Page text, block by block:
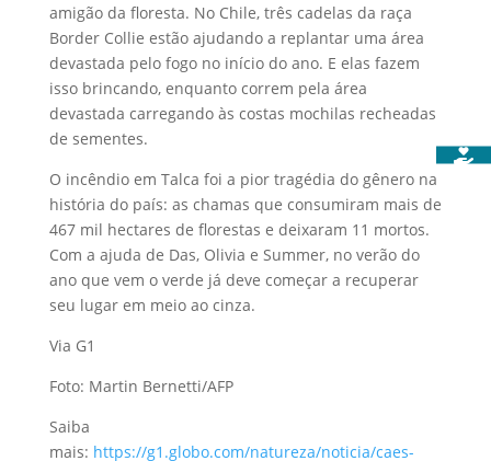
amigão da floresta. No Chile, três cadelas da raça
Border Collie estão ajudando a replantar uma área
devastada pelo fogo no início do ano. E elas fazem
isso brincando, enquanto correm pela área
devastada carregando às costas mochilas recheadas
de sementes.
O incêndio em Talca foi a pior tragédia do gênero na
história do país: as chamas que consumiram mais de
467 mil hectares de florestas e deixaram 11 mortos.
Com a ajuda de Das, Olivia e Summer, no verão do
ano que vem o verde já deve começar a recuperar
seu lugar em meio ao cinza.
Via G1
Foto: Martin Bernetti/AFP
Saiba
mais: https://g1.globo.com/natureza/noticia/caes-